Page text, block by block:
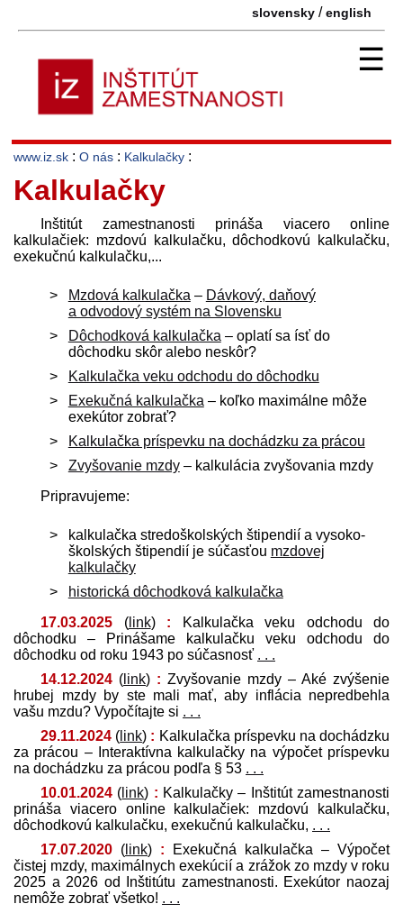
slovensky /english
☰
www.iz.sk : O nás : Kalkulačky :
Kalkulačky
Inštitút zamestnanosti prináša viacero online
kalkulačiek: mzdovú kalkulačku, dôchodkovú kalkulačku,
exekučnú kalkulačku,...
Mzdová kalkulačka – Dávkový, daňový
a odvodový systém na Slovensku
Dôchodková kalkulačka – oplatí sa ísť do
dôchodku skôr alebo neskôr?
Kalkulačka veku odchodu do dôchodku
Exekučná kalkulačka – koľko maximálne môže
exekútor zobrať?
Kalkulačka príspevku na dochádzku za prácou
Zvyšovanie mzdy– kalkulácia zvyšovania mzdy
Pripravujeme:
kalkulačka stredo­školských štipendií a vysoko­
školských štipendií je súčasťou mzdovej
kalkulačky
historická dôchodková kalkulačka
17.03.2025 (link) : Kalkulačka veku odchodu do
dôchodku – Prinášame kalkulačku veku odchodu do
dôchodku od roku 1943 po súčasnosť . . .
14.12.2024 ( link) : Zvyšovanie mzdy – Aké zvýšenie
hrubej mzdy by ste mali mať, aby inflácia nepredbehla
vašu mzdu? Vypočítajte si . . .
29.11.2024 ( link) : Kalkulačka príspevku na dochádzku
za prácou – Interaktívna kalkulačky na výpočet príspevku
na dochádzku za prácou podľa § 53 . . .
10.01.2024 ( link) : Kalkulačky – Inštitút zamestnanosti
prináša viacero online kalkulačiek: mzdovú kalkulačku,
dôchodkovú kalkulačku, exekučnú kalkulačku, . . .
17.07.2020 ( link) : Exekučná kalkulačka – Výpočet
čistej mzdy, maximálnych exekúcií a zrážok zo mzdy v roku
2025 a 2026 od Inštitútu zamestnanosti. Exekútor naozaj
nemôže zobrať všetko! . . .